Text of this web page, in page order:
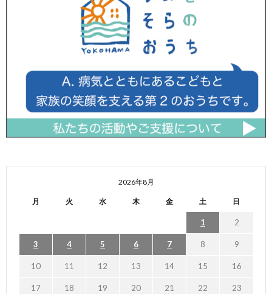
2026年8月
月 火 水 木 金 土 日
1 2
3 4 5 6 7 8 9
10 11 12 13 14 15 16
17 18 19 20 21 22 23